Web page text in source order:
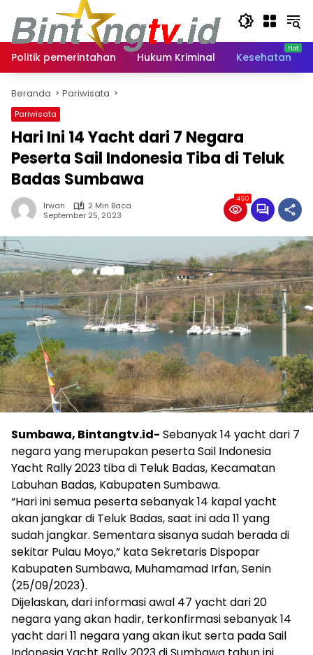
konten
Politik pemerintahan
Hukum Kriminal Kesehatan
Beranda Pariwisata
Pariwisata
Hari Ini 14 Yacht dari 7 Negara
Peserta Sail Indonesia Tiba di Teluk
Badas Sumbawa
Irwan
2 Min Baca
September 25, 2023
490
Sumbawa, Bintangtv.id- Sebanyak 14 yacht dari 7
negara yang merupakan peserta Sail Indonesia
Yacht Rally 2023 tiba di Teluk Badas, Kecamatan
Labuhan Badas, Kabupaten Sumbawa.
“Hari ini semua peserta sebanyak 14 kapal yacht
akan jangkar di Teluk Badas, saat ini ada 11 yang
sudah jangkar. Sementara sisanya sudah berada di
sekitar Pulau Moyo,” kata Sekretaris Dispopar
Kabupaten Sumbawa, Muhamamad Irfan, Senin
(25/09/2023).
Dijelaskan, dari informasi awal 47 yacht dari 20
negara yang akan hadir, terkonfirmasi sebanyak 14
yacht dari 11 negara yang akan ikut serta pada Sail